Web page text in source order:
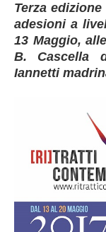
Terza
adesioni a
13 Maggio,
B. Cascella
Iannetti